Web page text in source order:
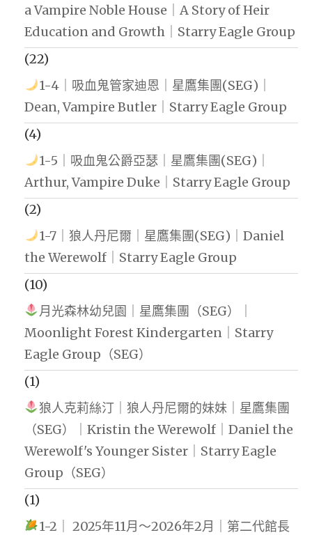
a Vampire Noble House｜A Story of Heir
Education and Growth｜Starry Eagle Group
(22)
1-4｜吸血鬼管家迪恩｜星鷹集團(SEG)｜
Dean, Vampire Butler｜Starry Eagle Group
(4)
1-5｜吸血鬼公爵亞瑟｜星鷹集團(SEG)｜
Arthur, Vampire Duke｜Starry Eagle Group
(2)
1-7｜狼人丹尼爾｜星鷹集團(SEG)｜Daniel
the Werewolf｜Starry Eagle Group
(10)
月光森林幼兒園｜星鷹集團（SEG）｜
Moonlight Forest Kindergarten｜Starry
Eagle Group（SEG）
(1)
狼人克莉絲汀｜狼人丹尼爾的妹妹｜星鷹集團
（SEG）｜Kristin the Werewolf｜Daniel the
Werewolf's Younger Sister｜Starry Eagle
Group（SEG）
(1)
1-2｜ 2025年11月～2026年2月｜第二代館長